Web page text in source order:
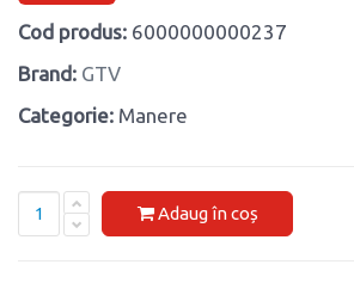
Cod produs: 6000000000237
Brand: GTV
Categorie: Manere
Adaug în coș